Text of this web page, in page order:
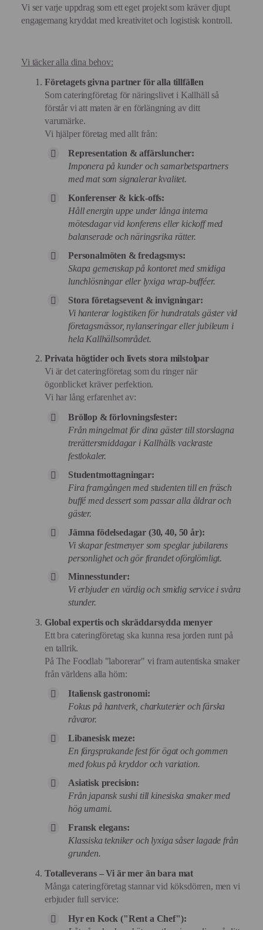
Vi ser varje uppdrag som ett eget projekt som kräver djupt
engagemang kryddat med kreativitet och logistisk kontroll.
Vi täcker alla dina behov:
Företagets givna partner för alla tillfällen
Som cateringföretag för näringslivet i Kallhäll så
förstår vi att maten är en förlängning av ditt
varumärke.
Vi hjälper företag med allt från:
Representation & affärsluncher:
Imponera på kunder och samarbetspartners
med mat som signalerar kvalitet.
Konferenser & kick-offs:
Håll energin uppe under långa interna
mötesdagar vid konferens eller kickoff med
balanserade och näringsrika rätter.
Personalmöten & fredagsmys:
Skapa gemenskap på kontoret med smidiga
lunchlösningar eller lyxiga wrap-bufféer.
Stora företagsevent & invigningar:
Vi hanterar logistiken för hundratals gäster vid
företagsmässor, nylanseringar eller jubileum i
hela Kallhällsområdet.
Privata högtider och livets stora milstolpar
Vi är det cateringföretag som du ringer när
ögonblicket kräver perfektion.
Vi har lång erfarenhet av:
Bröllop & förlovningsfester:
Från mingelmat för dina gäster till storslagna
trerättersmiddagar i Kallhälls vackraste
festlokaler.
Studentmottagningar:
Fira framgången med studenten till en fräsch
buffé med dessert som passar alla åldrar och
gäster.
Jämna födelsedagar (30, 40, 50 år):
Vi skapar festmenyer som speglar jubilarens
personlighet och gör firandet oförglömligt.
Minnesstunder:
Vi erbjuder en värdig och smidig service i svåra
stunder.
Global expertis och skräddarsydda menyer
Ett bra cateringföretag ska kunna resa jorden runt på
en tallrik.
På The Foodlab "laborerar" vi fram autentiska smaker
från världens alla hörn:
Italiensk gastronomi:
Fokus på hantverk, charkuterier och färska
råvaror.
Libanesisk meze:
En färgsprakande fest för ögat och gommen
med fokus på kryddor och variation.
Asiatisk precision:
Från japansk sushi till kinesiska smaker med
hög umami.
Fransk elegans:
Klassiska tekniker och lyxiga såser lagade från
grunden.
Totalleverans – Vi är mer än bara mat
Många cateringföretag stannar vid köksdörren, men vi
erbjuder full service:
Hyr en Kock ("Rent a Chef"):